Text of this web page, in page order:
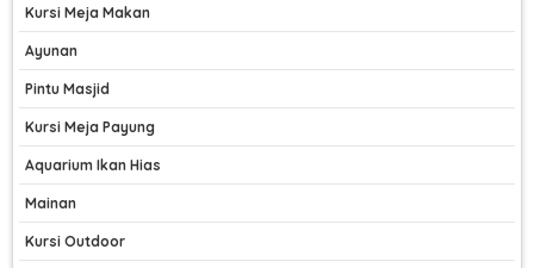
Kursi Meja Makan
Ayunan
Pintu Masjid
Kursi Meja Payung
Aquarium Ikan Hias
Mainan
Kursi Outdoor